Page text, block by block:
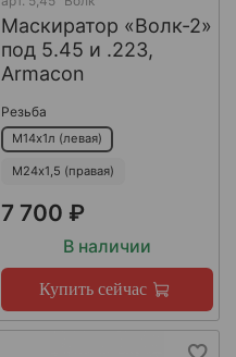
Маскиратор «Волк-2»
под 5.45 и .223,
Armacon
Резьба
М14х1л (левая)
М24х1,5 (правая)
7 700 ₽
В наличии
Купить сейчас